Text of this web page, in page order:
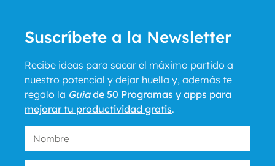
Suscríbete a la Newsletter
Recibe ideas para sacar el máximo partido a
nuestro potencial y dejar huella y, además te
regalo la Guíade 50 Programas y apps para
mejorar tu productividad gratis.